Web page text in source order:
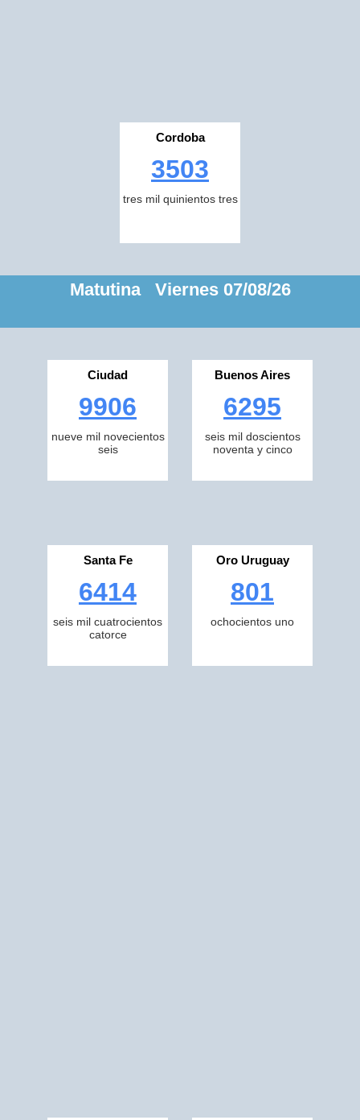
Cordoba
3503
tres mil quinientos tres
Matutina Viernes 07/08/26
Ciudad
9906
nueve mil novecientos
seis
Buenos Aires
6295
seis mil doscientos
noventa y cinco
Santa Fe
6414
seis mil cuatrocientos
catorce
Oro Uruguay
801
ochocientos uno